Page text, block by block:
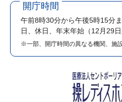
開庁時間
午前8時30分から午後5時15分
日、休日、年末年始（12月29
※一部、開庁時間の異なる機関、施